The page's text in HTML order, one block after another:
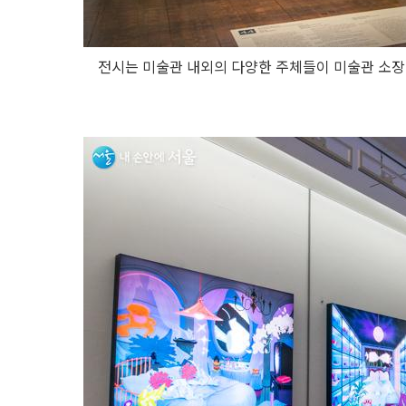
전시는 미술관 내외의 다양한 주체들이 미술관 소